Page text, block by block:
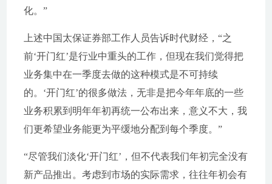
化。”
上述中国太保证券部工作人员告诉时代财经，“之
前‘开门红’是行业中重头的工作，但现在我们觉得把
业务集中在一季度去做的这种模式是不可持续
的。‘开门红’的很多做法，无非是把今年年底的一些
业务积累到明年年初再统一公布出来，意义不大，我
们更希望业务能更为平缓地分配到每个季度。”
“尽管我们淡化‘开门红’，但不代表我们年初完全没有
新产品推出。考虑到市场的实际需求，往往年初会有